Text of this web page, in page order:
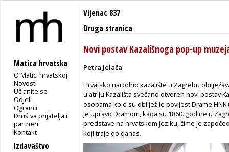
Matica hrvatska
O Matici hrvatskoj
Novosti
Učlanite se
Odjeli
Ogranci
Društva prijatelja i
partneri
Kontakt
Izdavaštvo
Vijenac 837
Druga stranica
Novi postav Kazališnoga pop-up
Petra Jelača
Hrvatsko narodno kazalište u Zagrebu
u atriju Kazališta svečano otvoren novi postav
osobama koje su obilježile povijest Drame
je upravo Dramom, kada su 1860. godine u
predstave na hrvatskom jeziku, čime je
koji traje do danas.